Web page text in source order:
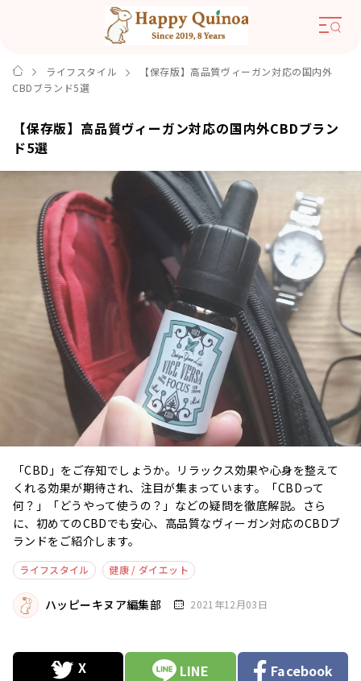
ライフスタイル
【保存版】高品質ヴィーガン対応の国内外
CBDブランド5選
【保存版】高品質ヴィーガン対応の国内外CBDブラン
ド5選
「CBD」をご存知でしょうか。リラックス効果や心身を整えて
くれる効果が期待され、注目が集まっています。「CBDって
何？」「どうやって使うの？」などの疑問を徹底解説。さら
に、初めてのCBDでも安心、高品質なヴィーガン対応のCBDブ
ランドをご紹介します。
ライフスタイル 健康 / ダイエット
ハッピーキヌア編集部 2021年12月03日
LINE Facebook